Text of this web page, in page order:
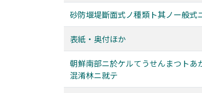
砂防堰堤斷面式ノ種類ト其ノー般式
表紙・奥付ほか
朝鮮南部ニ於ケルてうせんまつトあ
混淆林ニ就テ